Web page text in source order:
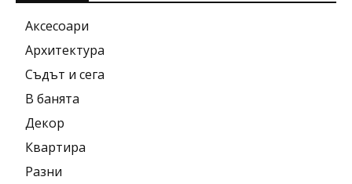
Аксесоари
Архитектура
Съдът и сега
В банята
Декор
Квартира
Разни